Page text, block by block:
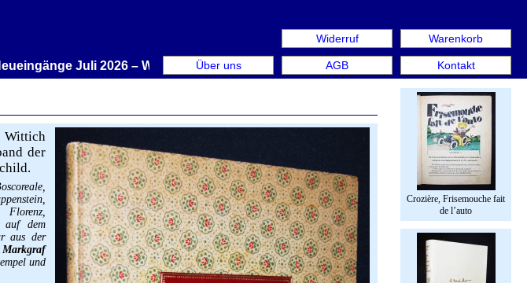
Warenkorb
Kontakt
Widerruf
AGB
Über uns
Juli 2026 – Wir stellen aus: Rare Book Week Berlin. Internationale Messe
Crozière, Frisemouche fait
de l’auto
Wittich
der
Florenz,
auf dem
aus der
und